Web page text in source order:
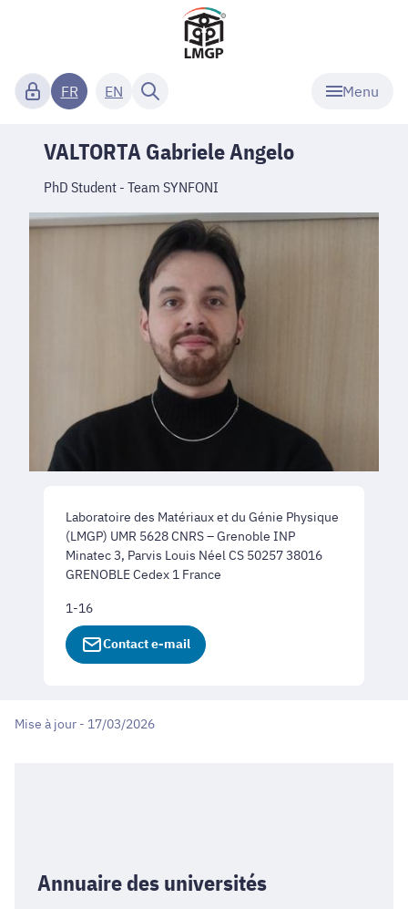
Menu
FR EN
VALTORTA Gabriele Angelo
PhD Student - Team SYNFONI
Laboratoire des Matériaux et du Génie Physique
(LMGP) UMR 5628 CNRS – Grenoble INP
Minatec 3, Parvis Louis Néel CS 50257 38016
GRENOBLE Cedex 1 France
1-16
Contact e-mail
Mise à jour - 17/03/2026
Annuaire des universités